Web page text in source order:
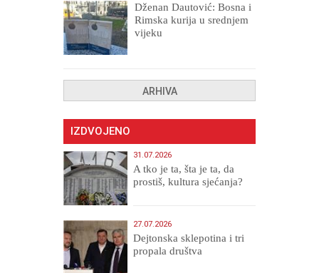
Dženan Dautović: Bosna i
Rimska kurija u srednjem
vijeku
ARHIVA
IZDVOJENO
31.07.2026
A tko je ta, šta je ta, da
prostiš, kultura sjećanja?
27.07.2026
Dejtonska sklepotina i tri
propala društva